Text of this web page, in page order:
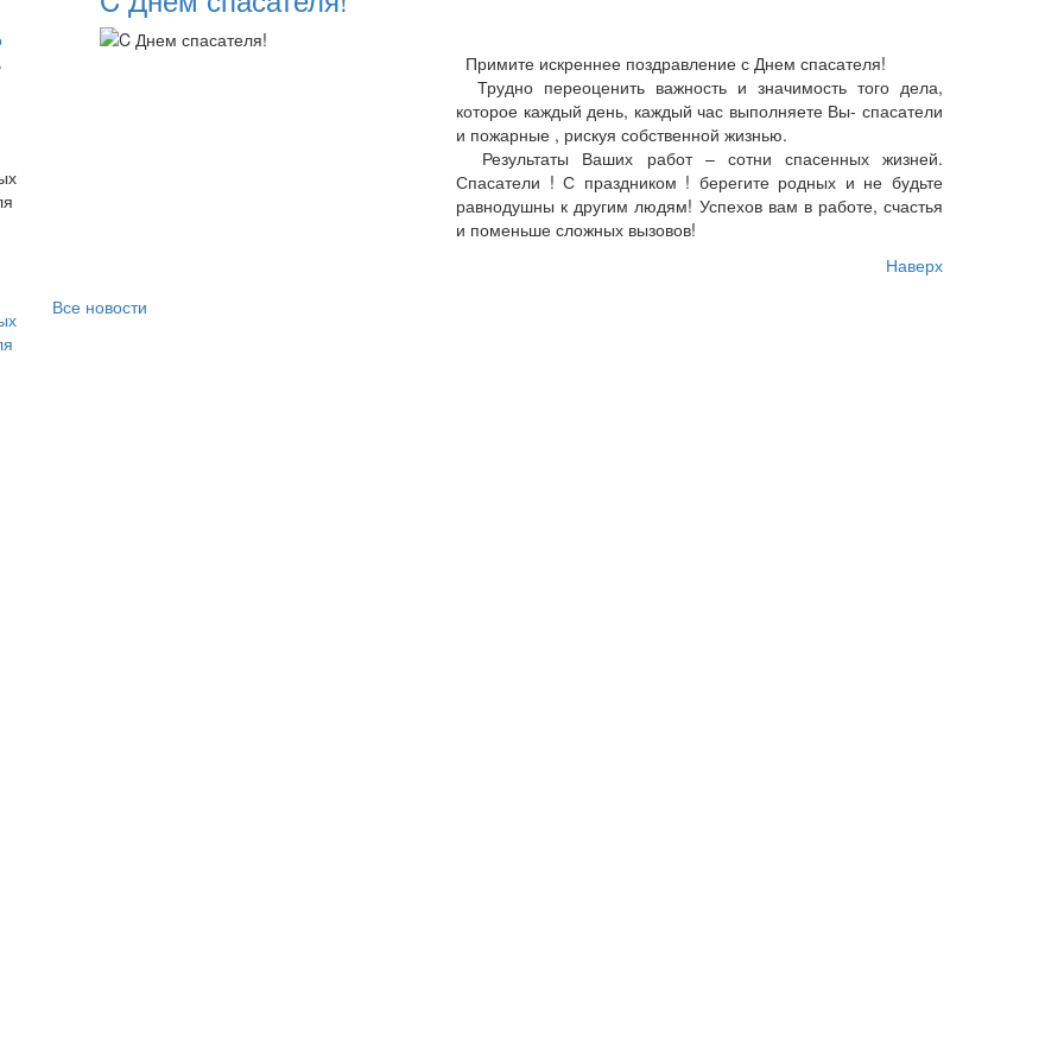
Примите искреннее поздравление с Днем спасателя!
Трудно переоценить важность и значимость того дела,
которое каждый день, каждый час выполняете Вы- спасатели
и пожарные , рискуя собственной жизнью.
Результаты Ваших работ – сотни спасенных жизней.
Спасатели ! С праздником ! берегите родных и не будьте
равнодушны к другим людям! Успехов вам в работе, счастья
и поменьше сложных вызовов!
Наверх
Все новости